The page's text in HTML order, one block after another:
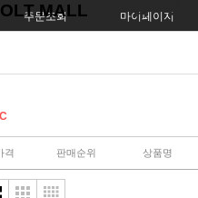
주문조회 마이페이지
MALL
격 판매순위 상품명